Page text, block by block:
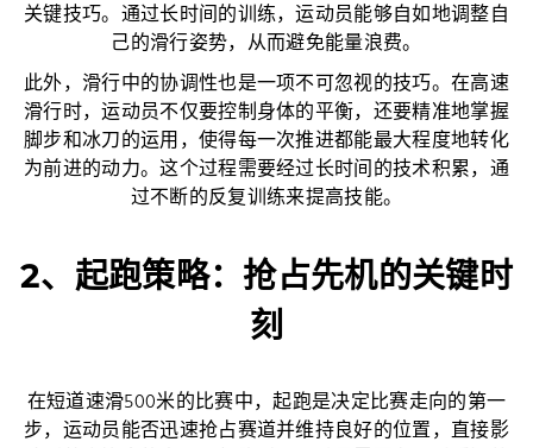
关键技巧。通过长时间的训练，运动员能够自如地调整自
己的滑行姿势，从而避免能量浪费。
此外，滑行中的协调性也是一项不可忽视的技巧。在高速
滑行时，运动员不仅要控制身体的平衡，还要精准地掌握
脚步和冰刀的运用，使得每一次推进都能最大程度地转化
为前进的动力。这个过程需要经过长时间的技术积累，通
过不断的反复训练来提高技能。
2、起跑策略：抢占先机的关键时
刻
在短道速滑500米的比赛中，起跑是决定比赛走向的第一
步，运动员能否迅速抢占赛道并维持良好的位置，直接影